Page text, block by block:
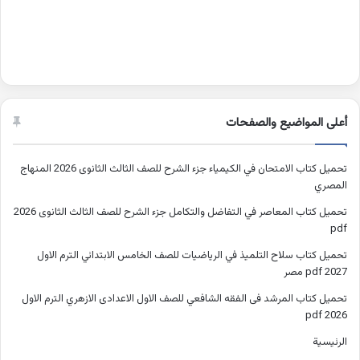
أعلى المواضيع والصفحات
تحميل كتاب الامتحان في الكيمياء جزء الشرح للصف الثالث الثانوى 2026 المنهاج
المصري
تحميل كتاب المعاصر في التفاضل والتكامل جزء الشرح للصف الثالث الثانوى 2026
pdf
تحميل كتاب سلاح التلميذ في الرياضيات للصف الخامس الابتدائي الترم الاول
2027 pdf مصر
تحميل كتاب المرشد فى الفقه الشافعي للصف الاول الاعدادى الازهري الترم الاول
2026 pdf
الرئيسية